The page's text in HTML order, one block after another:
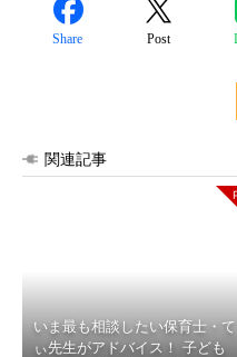
Share Post
関連記事
いま最も相談したい保育士・て
ぃ先生がアドバイス！ 子ども